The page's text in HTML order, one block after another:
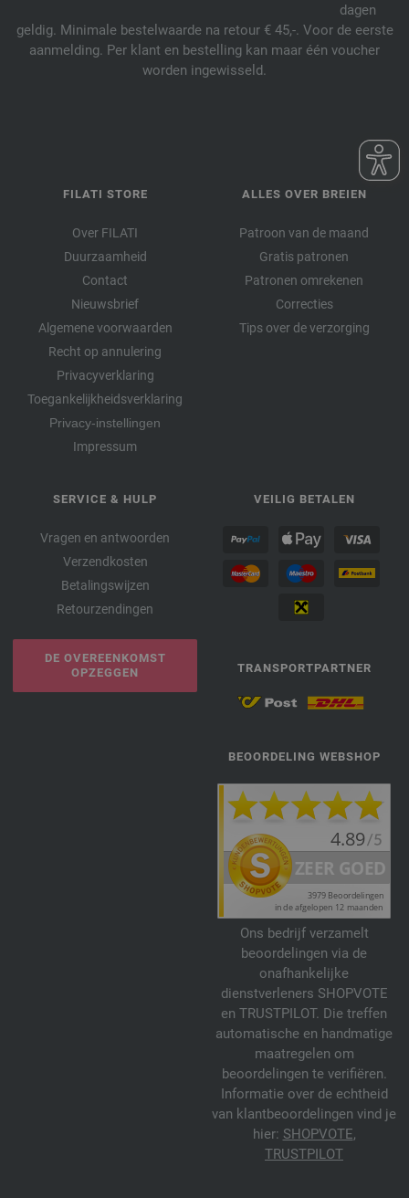
dagen
geldig. Minimale bestelwaarde na retour € 45,-. Voor de eerste
aanmelding. Per klant en bestelling kan maar één voucher
worden ingewisseld.
FILATI STORE
Over FILATI
Duurzaamheid
Contact
Nieuwsbrief
Algemene voorwaarden
Recht op annulering
Privacyverklaring
Toegankelijkheidsverklaring
Privacy-instellingen
Impressum
ALLES OVER BREIEN
Patroon van de maand
Gratis patronen
Patronen omrekenen
Correcties
Tips over de verzorging
SERVICE & HULP
Vragen en antwoorden
Verzendkosten
Betalingswijzen
Retourzendingen
DE OVEREENKOMST
OPZEGGEN
VEILIG BETALEN
TRANSPORTPARTNER
BEOORDELING WEBSHOP
Ons bedrijf verzamelt
beoordelingen via de
onafhankelijke
dienstverleners SHOPVOTE
en TRUSTPILOT. Die treffen
automatische en handmatige
maatregelen om
beoordelingen te verifiëren.
Informatie over de echtheid
van klantbeoordelingen vind je
hier: SHOPVOTE,
TRUSTPILOT